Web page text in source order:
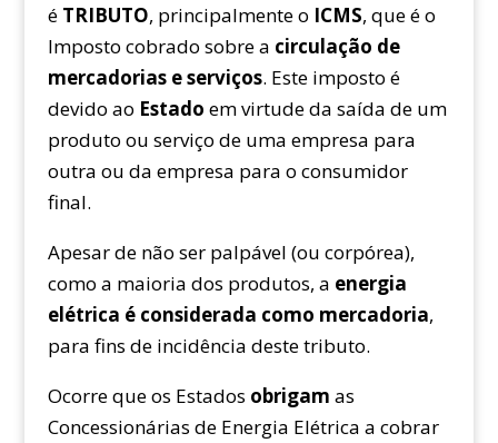
é TRIBUTO, principalmente o ICMS, que é o
Imposto cobrado sobre a circulação de
mercadorias e serviços. Este imposto é
devido ao Estado em virtude da saída de um
produto ou serviço de uma empresa para
outra ou da empresa para o consumidor
final.
Apesar de não ser palpável (ou corpórea),
como a maioria dos produtos, a energia
elétrica é considerada como mercadoria,
para fins de incidência deste tributo.
Ocorre que os Estados obrigam as
Concessionárias de Energia Elétrica a cobrar